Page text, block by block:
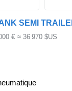
€ ≈ 36 970 $US